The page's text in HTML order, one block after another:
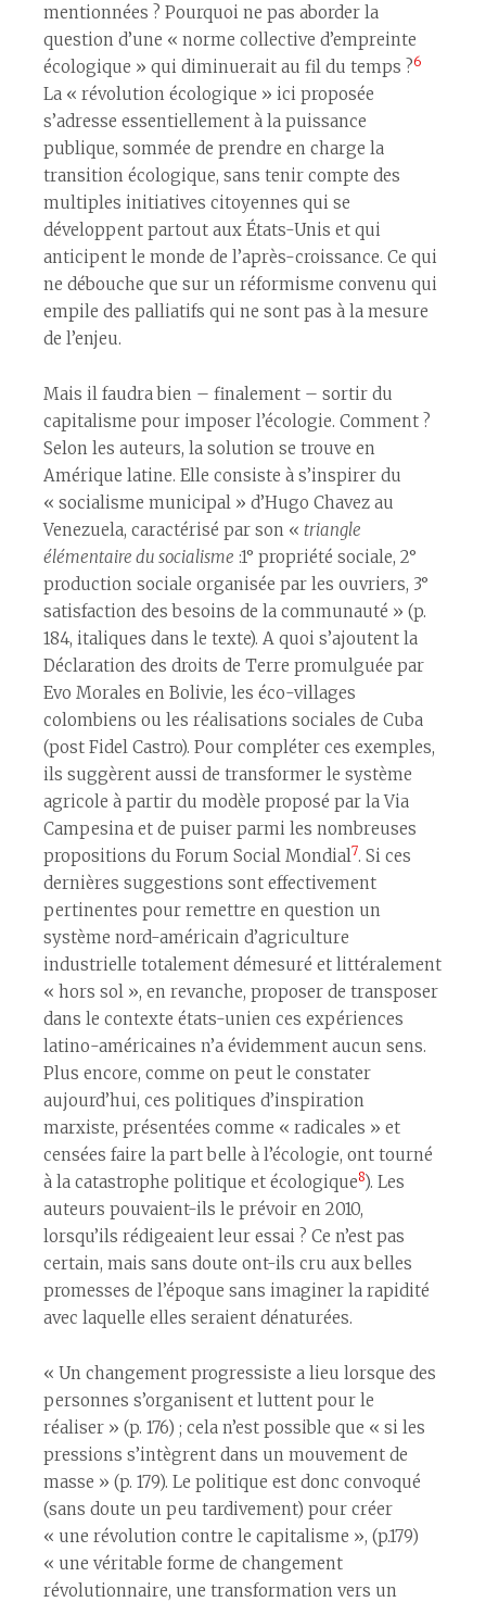
mentionnées ? Pourquoi ne pas aborder la
question d’une « norme collective d’empreinte
écologique » qui diminuerait au fil du temps ?6
La « révolution écologique » ici proposée
s’adresse essentiellement à la puissance
publique, sommée de prendre en charge la
transition écologique, sans tenir compte des
multiples initiatives citoyennes qui se
développent partout aux États-Unis et qui
anticipent le monde de l’après-croissance. Ce qui
ne débouche que sur un réformisme convenu qui
empile des palliatifs qui ne sont pas à la mesure
de l’enjeu.
Mais il faudra bien – finalement – sortir du
capitalisme pour imposer l’écologie. Comment ?
Selon les auteurs, la solution se trouve en
Amérique latine. Elle consiste à s’inspirer du
« socialisme municipal » d’Hugo Chavez au
Venezuela, caractérisé par son « triangle
élémentaire du socialisme :1° propriété sociale, 2°
production sociale organisée par les ouvriers, 3°
satisfaction des besoins de la communauté » (p.
184, italiques dans le texte). A quoi s’ajoutent la
Déclaration des droits de Terre promulguée par
Evo Morales en Bolivie, les éco-villages
colombiens ou les réalisations sociales de Cuba
(post Fidel Castro). Pour compléter ces exemples,
ils suggèrent aussi de transformer le système
agricole à partir du modèle proposé par la Via
Campesina et de puiser parmi les nombreuses
propositions du Forum Social Mondial7. Si ces
dernières suggestions sont effectivement
pertinentes pour remettre en question un
système nord-américain d’agriculture
industrielle totalement démesuré et littéralement
« hors sol », en revanche, proposer de transposer
dans le contexte états-unien ces expériences
latino-américaines n’a évidemment aucun sens.
Plus encore, comme on peut le constater
aujourd’hui, ces politiques d’inspiration
marxiste, présentées comme « radicales » et
censées faire la part belle à l’écologie, ont tourné
à la catastrophe politique et écologique8). Les
auteurs pouvaient-ils le prévoir en 2010,
lorsqu’ils rédigeaient leur essai ? Ce n’est pas
certain, mais sans doute ont-ils cru aux belles
promesses de l’époque sans imaginer la rapidité
avec laquelle elles seraient dénaturées.
« Un changement progressiste a lieu lorsque des
personnes s’organisent et luttent pour le
réaliser » (p. 176) ; cela n’est possible que « si les
pressions s’intègrent dans un mouvement de
masse » (p. 179). Le politique est donc convoqué
(sans doute un peu tardivement) pour créer
« une révolution contre le capitalisme », (p.179)
« une véritable forme de changement
révolutionnaire, une transformation vers un